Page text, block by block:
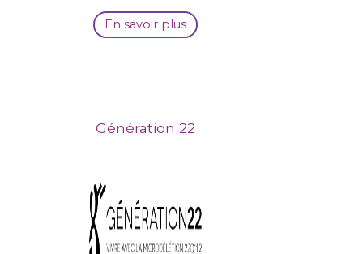
En savoir plus
Génération 22